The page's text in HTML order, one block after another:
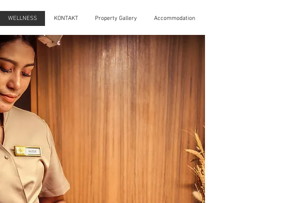
WELLNESS KONTAKT Property Gallery Accommodation